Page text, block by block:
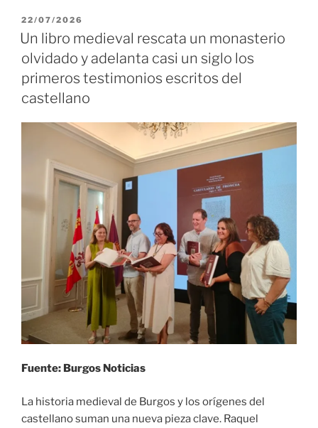
PUBLICADO
EL
22/07/2026
Un libro medieval rescata un monasterio
olvidado y adelanta casi un siglo los
primeros testimonios escritos del
castellano
Fuente: Burgos Noticias
La historia medieval de Burgos y los orígenes del
castellano suman una nueva pieza clave. Raquel